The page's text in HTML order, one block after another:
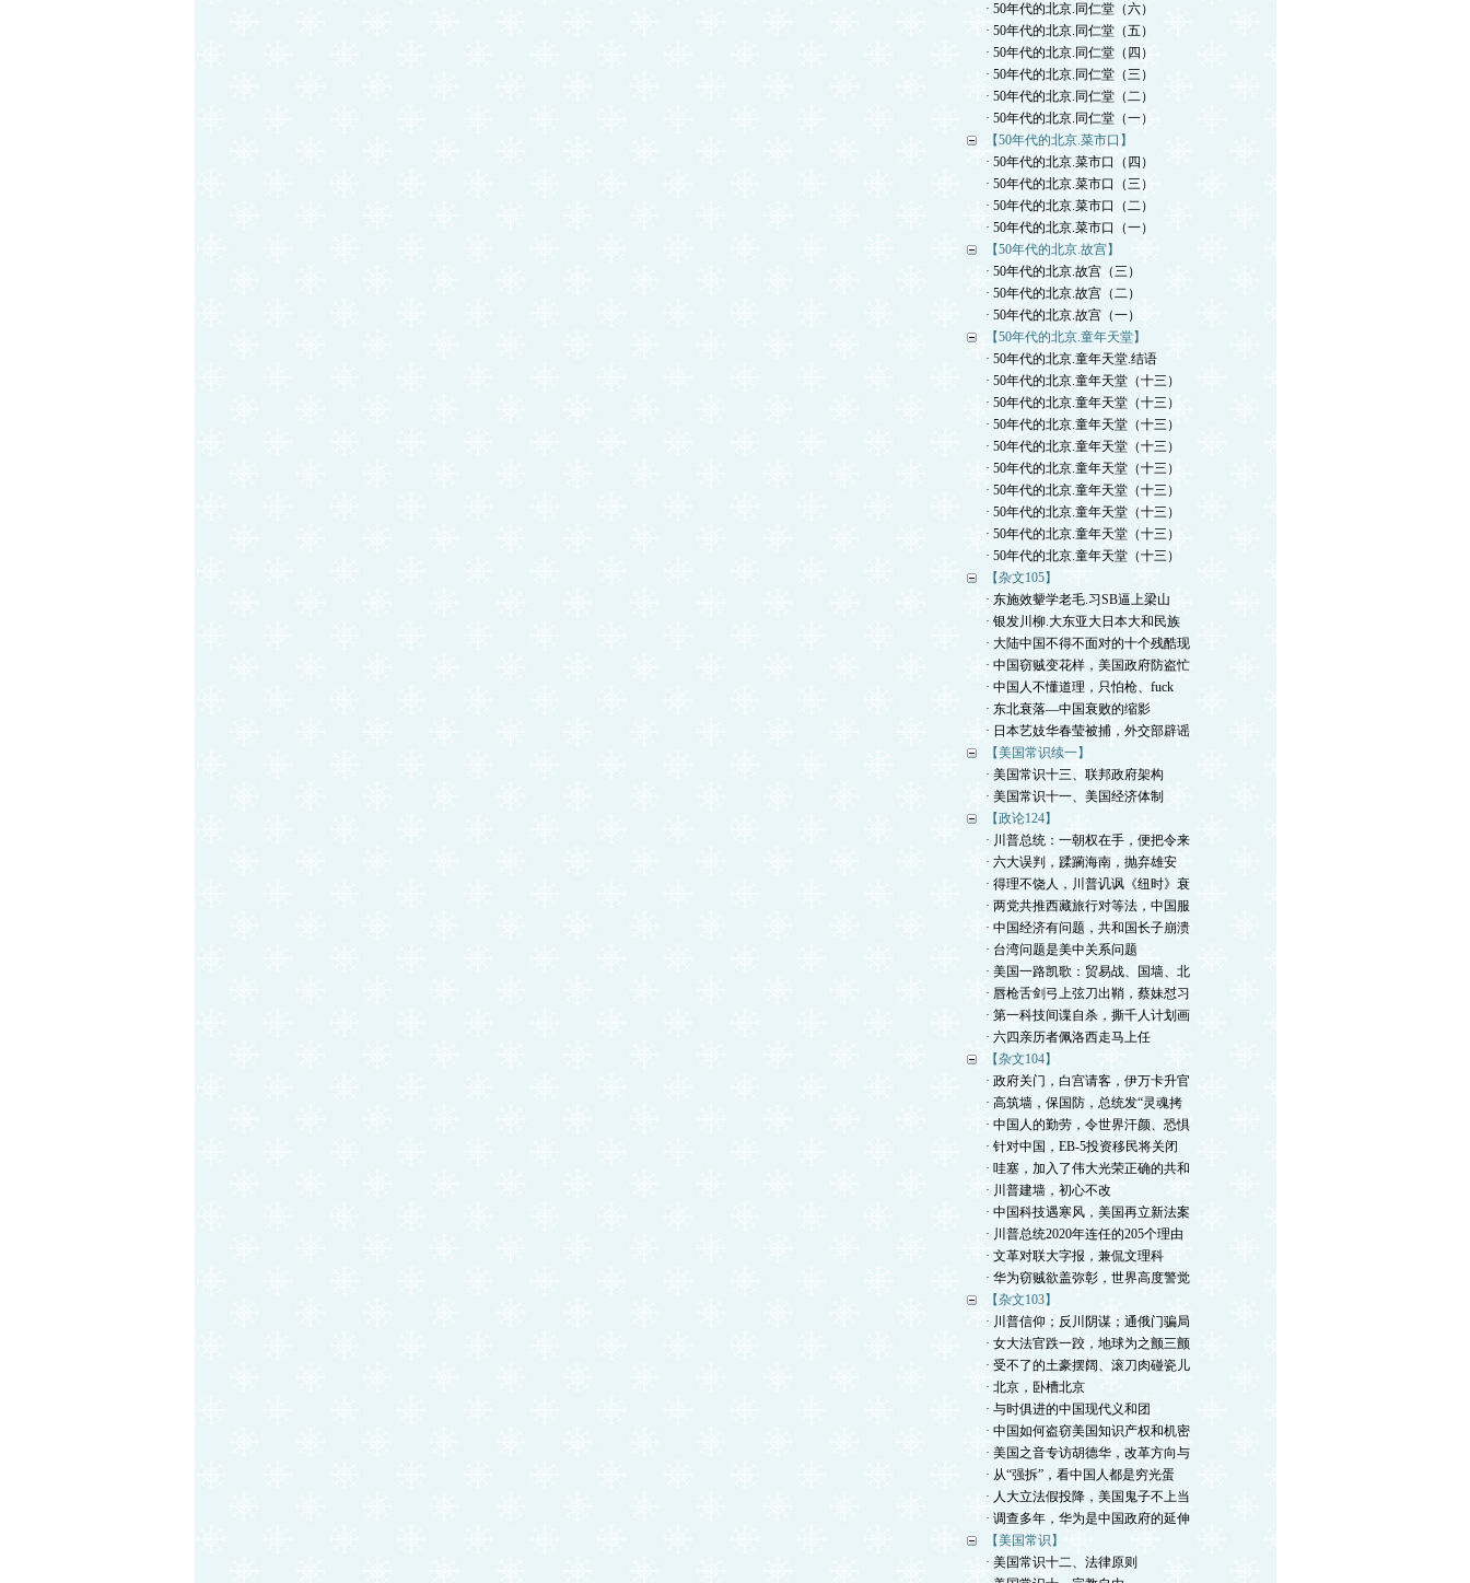
· 50年代的北京.同仁堂（六）
· 50年代的北京.同仁堂（五）
· 50年代的北京.同仁堂（四）
· 50年代的北京.同仁堂（三）
· 50年代的北京.同仁堂（二）
· 50年代的北京.同仁堂（一）
【50年代的北京.菜市口】
· 50年代的北京.菜市口（四）
· 50年代的北京.菜市口（三）
· 50年代的北京.菜市口（二）
· 50年代的北京.菜市口（一）
【50年代的北京.故宫】
· 50年代的北京.故宫（三）
· 50年代的北京.故宫（二）
· 50年代的北京.故宫（一）
【50年代的北京.童年天堂】
· 50年代的北京.童年天堂.结语
· 50年代的北京.童年天堂（十三）
· 50年代的北京.童年天堂（十三）
· 50年代的北京.童年天堂（十三）
· 50年代的北京.童年天堂（十三）
· 50年代的北京.童年天堂（十三）
· 50年代的北京.童年天堂（十三）
· 50年代的北京.童年天堂（十三）
· 50年代的北京.童年天堂（十三）
· 50年代的北京.童年天堂（十三）
【杂文105】
· 东施效颦学老毛.习SB逼上梁山
· 银发川柳.大东亚大日本大和民族
· 大陆中国不得不面对的十个残酷现
· 中国窃贼变花样，美国政府防盗忙
· 中国人不懂道理，只怕枪、fuck
· 东北衰落—中国衰败的缩影
· 日本艺妓华春莹被捕，外交部辟谣
【美国常识续一】
· 美国常识十三、联邦政府架构
· 美国常识十一、美国经济体制
【政论124】
· 川普总统：一朝权在手，便把令来
· 六大误判，蹂躏海南，抛弃雄安
· 得理不饶人，川普讥讽《纽时》衰
· 两党共推西藏旅行对等法，中国服
· 中国经济有问题，共和国长子崩溃
· 台湾问题是美中关系问题
· 美国一路凯歌：贸易战、国墙、北
· 唇枪舌剑弓上弦刀出鞘，蔡妹怼习
· 第一科技间谍自杀，撕千人计划画
· 六四亲历者佩洛西走马上任
【杂文104】
· 政府关门，白宫请客，伊万卡升官
· 高筑墙，保国防，总统发“灵魂拷
· 中国人的勤劳，令世界汗颜、恐惧
· 针对中国，EB-5投资移民将关闭
· 哇塞，加入了伟大光荣正确的共和
· 川普建墙，初心不改
· 中国科技遇寒风，美国再立新法案
· 川普总统2020年连任的205个理由
· 文革对联大字报，兼侃文理科
· 华为窃贼欲盖弥彰，世界高度警觉
【杂文103】
· 川普信仰；反川阴谋；通俄门骗局
· 女大法官跌一跤，地球为之颤三颤
· 受不了的土豪摆阔、滚刀肉碰瓷儿
· 北京，卧槽北京
· 与时俱进的中国现代义和团
· 中国如何盗窃美国知识产权和机密
· 美国之音专访胡德华，改革方向与
· 从“强拆”，看中国人都是穷光蛋
· 人大立法假投降，美国鬼子不上当
· 调查多年，华为是中国政府的延伸
【美国常识】
· 美国常识十二、法律原则